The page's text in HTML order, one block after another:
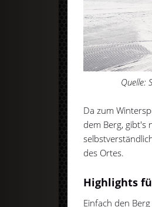
Quelle:
Da zum
dem Berg, gibt's
des Ortes.
Highlights
Einfach den